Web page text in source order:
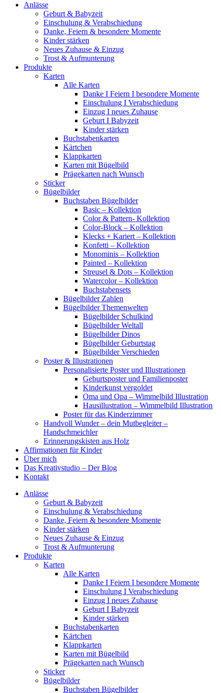
Anlässe
Geburt & Babyzeit
Einschulung & Verabschiedung
Danke, Feiern & besondere Momente
Kinder stärken
Neues Zuhause & Einzug
Trost & Aufmunterung
Produkte
Karten
Alle Karten
Danke I Feiern I besondere Momente
Einschulung I Verabschiedung
Einzug I neues Zuhause
Geburt I Babyzeit
Kinder stärken
Buchstabenkarten
Kärtchen
Klappkarten
Karten mit Bügelbild
Prägekarten nach Wunsch
Sticker
Bügelbilder
Buchstaben Bügelbilder
Basic – Kollektion
Color & Pattern- Kollektion
Color-Block – Kollektion
Klecks + Kariert – Kollektion
Konfetti – Kollektion
Monominis – Kollektion
Painted – Kollektion
Streusel & Dots – Kollektion
Watercolor – Kollektion
Buchstabensets
Bügelbilder Zahlen
Bügelbilder Themenwelten
Bügelbilder Schulkind
Bügelbilder Weltall
Bügelbilder Dinos
Bügelbilder Geburtstag
Bügelbilder Verschieden
Poster & Illustrationen
Personalisierte Poster und Illustrationen
Geburtsposter und Familienposter
Kinderkunst vergoldet
Oma und Opa – Wimmelbild Illustration
Hausillustration – Wimmelbild Illustration
Poster für das Kinderzimmer
Handvoll Wunder – dein Mutbegleiter –
Handschmeichler
Erinnerungskisten aus Holz
Affirmationen für Kinder
Über mich
Das Kreativstudio – Der Blog
Kontakt
Anlässe
Geburt & Babyzeit
Einschulung & Verabschiedung
Danke, Feiern & besondere Momente
Kinder stärken
Neues Zuhause & Einzug
Trost & Aufmunterung
Produkte
Karten
Alle Karten
Danke I Feiern I besondere Momente
Einschulung I Verabschiedung
Einzug I neues Zuhause
Geburt I Babyzeit
Kinder stärken
Buchstabenkarten
Kärtchen
Klappkarten
Karten mit Bügelbild
Prägekarten nach Wunsch
Sticker
Bügelbilder
Buchstaben Bügelbilder